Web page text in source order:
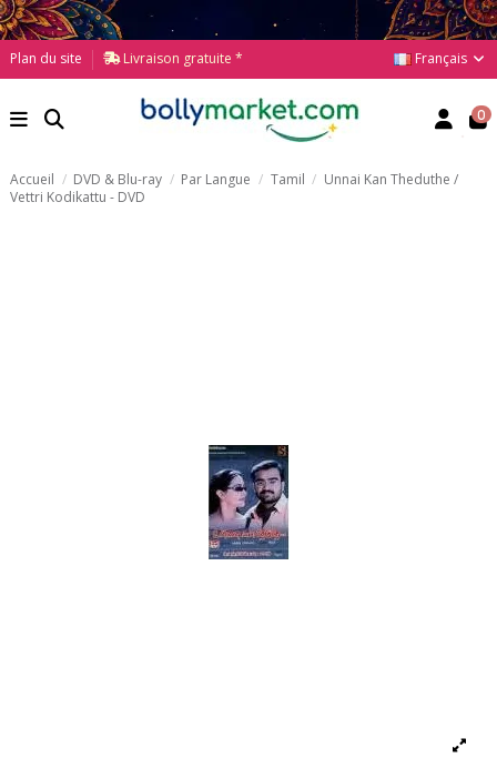
Plan du site Livraison gratuite * Français
0
Accueil DVD & Blu-ray Par Langue Tamil
Unnai Kan Theduthe /
Vettri Kodikattu - DVD